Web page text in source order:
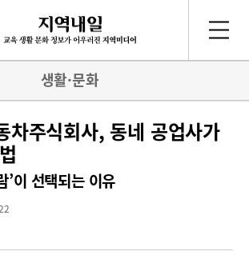
생활·문화
차주식회사, 동네 공업사가
’이 선택되는 이유